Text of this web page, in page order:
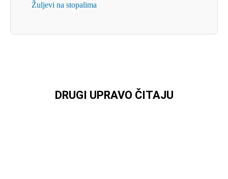
Žuljevi na stopalima
DRUGI UPRAVO ČITAJU